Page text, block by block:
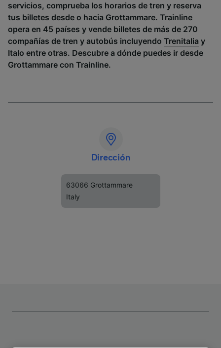
servicios, comprueba los horarios de tren y reserva
tus billetes desde o hacia Grottammare. Trainline
opera en 45 países y vende billetes de más de 270
compañías de tren y autobús incluyendo Trenitalia y
Italo entre otras. Descubre a dónde puedes ir desde
Grottammare con Trainline.
Dirección
63066 Grottammare
Italy